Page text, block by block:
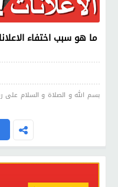
ما هو سبب اختفاء
بسم الله و الصلاة و السلام